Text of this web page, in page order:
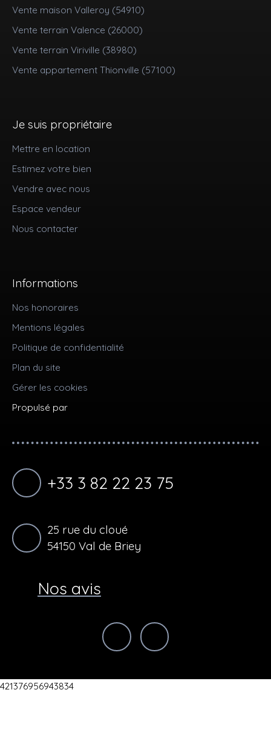
Vente maison Valleroy (54910)
Vente terrain Valence (26000)
Vente terrain Viriville (38980)
Vente appartement Thionville (57100)
Je suis propriétaire
Mettre en location
Estimez votre bien
Vendre avec nous
Espace vendeur
Nous contacter
Informations
Nos honoraires
Mentions légales
Politique de confidentialité
Plan du site
Gérer les cookies
Propulsé par
+33 3 82 22 23 75
25 rue du cloué
54150 Val de Briey
Nos avis
421376956943834